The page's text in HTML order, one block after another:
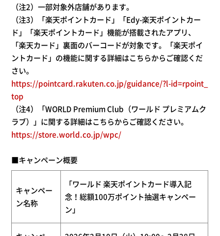
（注2）一部対象外店舗があります。
（注3）「楽天ポイントカード」「Edy-楽天ポイントカー
ド」「楽天ポイントカード」機能が搭載されたアプリ、
「楽天カード」裏面のバーコードが対象です。「楽天ポイ
ントカード」の機能に関する詳細はこちらからご確認くだ
さい。
https://pointcard.rakuten.co.jp/guidance/?l-id=rpoint_
top
（注4）「WORLD Premium Club（ワールド プレミアムク
ラブ）」に関する詳細はこちらからご確認ください。
https://store.world.co.jp/wpc/
■キャンペーン概要
キャンペー
ン名称
「ワールド 楽天ポイントカード導入記
念！総額100万ポイント抽選キャンペー
ン」